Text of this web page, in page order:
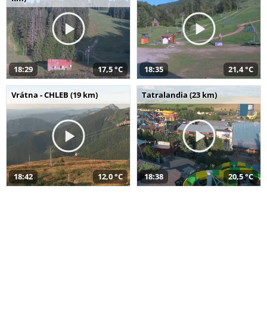
18:29 17,5 °C 18:35 21,4 °C
Vrátna - CHLEB (19 km)
18:42 12,0 °C
Tatralandia (23 km)
18:38 20,5 °C